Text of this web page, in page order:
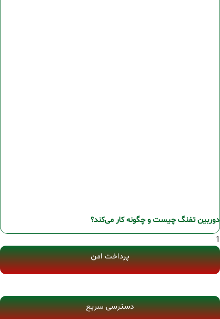
دوربین تفنگ چیست و چگونه کار می‌کند؟
پرداخت امن
دسترسی سریع